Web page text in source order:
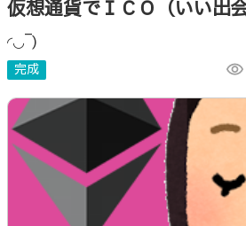
仮想通貨でＩＣＯ（いい出
ン・オファリング）
◜◡‾)
完成 visibility